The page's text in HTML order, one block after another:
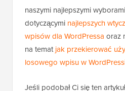
WordPressie. Możesz również
naszymi najlepszymi
dotyczącyminajlepszych
wpisów dla WordPressaoraz
na tematjak przekierować